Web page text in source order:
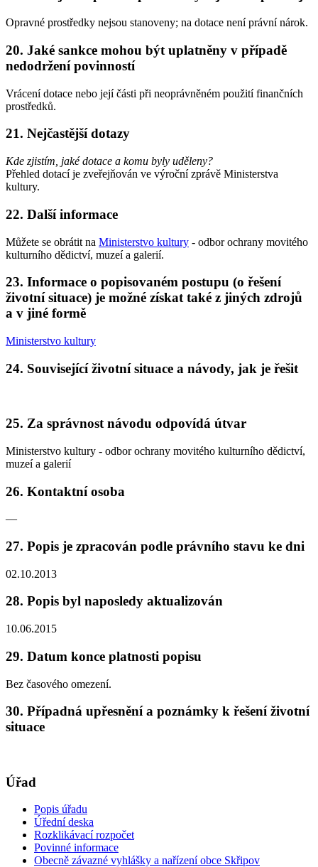
Opravné prostředky nejsou stanoveny; na dotace není právní nárok.
20. Jaké sankce mohou být uplatněny v případě
nedodržení povinností
Vrácení dotace nebo její části při neoprávněném použití finančních
prostředků.
21. Nejčastější dotazy
Kde zjistím, jaké dotace a komu byly uděleny?
Přehled dotací je zveřejňován ve výroční zprávě Ministerstva
kultury.
22. Další informace
Můžete se obrátit na Ministerstvo kultury - odbor ochrany movitého
kulturního dědictví, muzeí a galerií.
23. Informace o popisovaném postupu (o řešení
životní situace) je možné získat také z jiných zdrojů
a v jiné formě
Ministerstvo kultury
24. Související životní situace a návody, jak je řešit
25. Za správnost návodu odpovídá útvar
Ministerstvo kultury - odbor ochrany movitého kulturního dědictví,
muzeí a galerií
26. Kontaktní osoba
—
27. Popis je zpracován podle právního stavu ke dni
02.10.2013
28. Popis byl naposledy aktualizován
10.06.2015
29. Datum konce platnosti popisu
Bez časového omezení.
30. Případná upřesnění a poznámky k řešení životní
situace
Úřad
Popis úřadu
Úřední deska
Rozklikávací rozpočet
Povinné informace
Obecně závazné vyhlášky a nařízení obce Skřipov